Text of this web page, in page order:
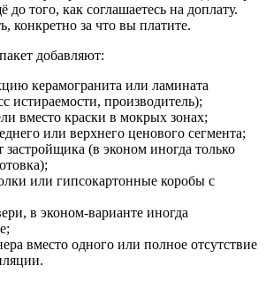
того, как соглашаетесь на доплату.
конкретно за что вы платите.
добавляют:
керамогранита или ламината
истираемости, производитель);
вместо краски в мокрых зонах;
или верхнего ценового сегмента;
застройщика (в эконом иногда только
или гипсокартонные коробы с
в эконом-варианте иногда
вместо одного или полное отсутствие